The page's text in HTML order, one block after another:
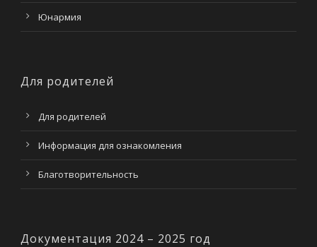
Юнармия
Для родителей
Для родителей
Информация для ознакомления
Благотворительность
Документация 2024 – 2025 год